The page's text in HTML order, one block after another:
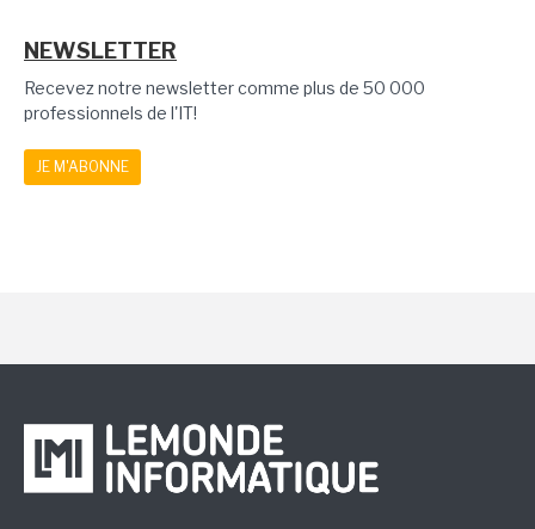
NEWSLETTER
Recevez notre newsletter comme plus de 50 000
professionnels de l'IT!
JE M'ABONNE